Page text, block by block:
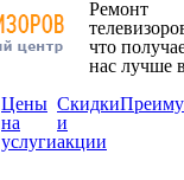
Ремонт
что
нас лучше
Цены
на
услуги
Скидки
и
акции